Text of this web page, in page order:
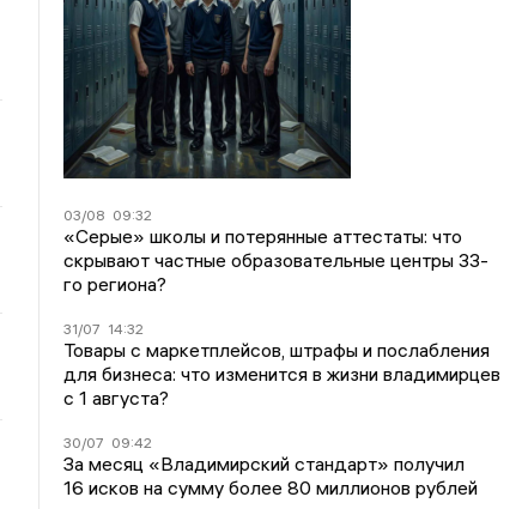
03/08 09:32
«Серые» школы и потерянные аттестаты: что
скрывают частные образовательные центры 33-
го региона?
31/07 14:32
Товары с маркетплейсов, штрафы и послабления
для бизнеса: что изменится в жизни владимирцев
с 1 августа?
30/07 09:42
За месяц «Владимирский стандарт» получил
16 исков на сумму более 80 миллионов рублей